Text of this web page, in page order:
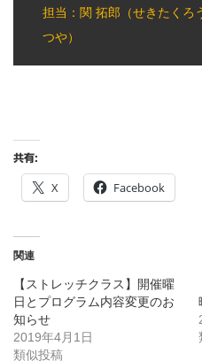
担当：関 拓郎（せきたくろ
つや）
共有:
X Facebook
関連
【ストレッチクラス】開催曜
日とプログラム内容変更のお
知らせ
2019年4月1日
類似投稿